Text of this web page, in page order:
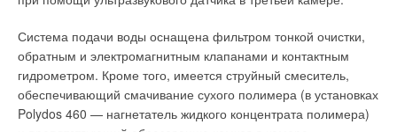
Система подачи воды оснащена фильтром тонкой очистки,
обратным и электромагнитным клапанами и контактным
гидрометром. Кроме того, имеется струйный смеситель,
обеспечивающий смачивание сухого полимера (в установках
Polydos 460 — нагнетатель жидкого концентрата полимера)
циркуляционного теплоносителя следует распределять
пропорционально расходам основных сред. Возможные
схемы циркуляционных колец приведены на рис. 2 и 3.
Аничхин А.Г. Оптимизация установок передачи теплоты //
Водоснабжение и санитарная техника, №1/1988.
Индивидуальный учет не
С подобной ситуацией
сталкивались практически
всех европейские страны,
где проблема экономии
энергоресурсов встает все
задачу учета потребления
тепла в квартирах путем
установки индикаторов
расхода тепла, по
показаниям которых